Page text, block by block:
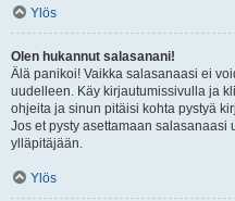
Ylös
Olen hukannut salasanani!
Älä panikoi! Vaikka salasanaasi ei
uudelleen. Käy kirjautumissivulla ja
ohjeita ja sinun pitäisi kohta pystyä
Jos et pysty asettamaan salasanaasi
ylläpitäjään.
Ylös